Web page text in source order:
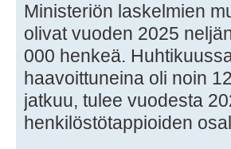
Ministeriön laskelmien
olivat vuoden 2025
000 henkeä.
haavoittuneina oli noin
jatkuu, tulee vuodesta
henkilöstötappioiden